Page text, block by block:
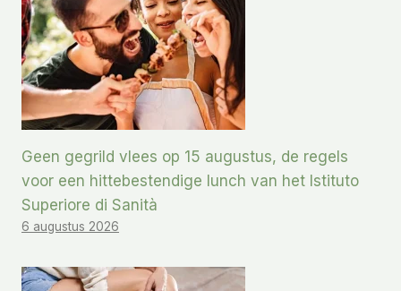
Geen gegrild vlees op 15 augustus, de regels
voor een hittebestendige lunch van het Istituto
Superiore di Sanità
6 augustus 2026